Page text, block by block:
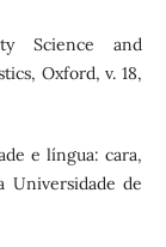
Science and
Oxford, v. 18,
e língua: cara,
Universidade de